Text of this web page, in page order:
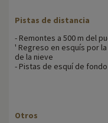
Pistas de distancia
- Remontes a 500 m del
' Regreso en esquís por
de la nieve
- Pistas de esquí de fondo
Otros